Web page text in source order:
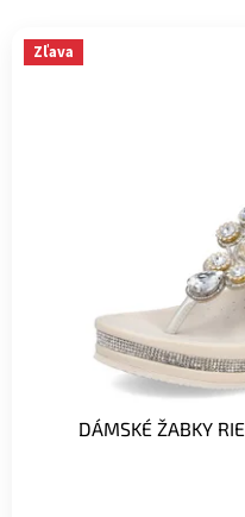
V Zľava
DÁMSKÉ ŽABKY